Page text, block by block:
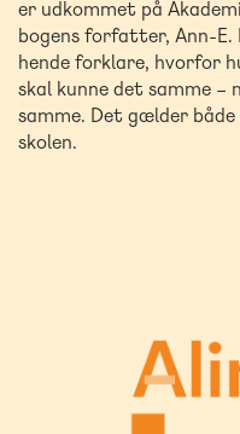
er udkommet på
bogens forfatter, Ann-E.
hende forklare, hvorfor
skal kunne det samme –
samme. Det gælder
skolen.